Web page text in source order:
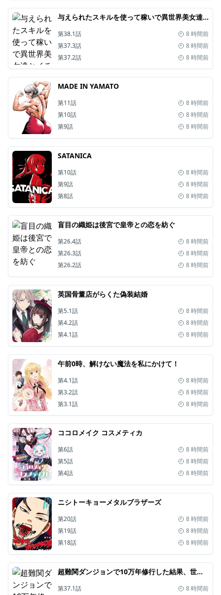
与えられたスキルを使って稼いで異世界美女達とイチャイチャしたい
第38.1話
8 時間前
第37.3話
8 時間前
第37.2話
8 時間前
MADE IN YAMATO
第11話
8 時間前
第10話
8 時間前
第9話
8 時間前
SATANICA
第10話
8 時間前
第9話
8 時間前
第8話
8 時間前
盲目の織姫は後宮で皇帝との恋を紡ぐ
第26.4話
8 時間前
第26.3話
8 時間前
第26.2話
8 時間前
英国骨董店がらくた偽装結婚
第5.1話
8 時間前
第4.2話
8 時間前
第4.1話
8 時間前
午前0時、解けない魔法を私にかけて！
第4.1話
8 時間前
第3.2話
8 時間前
第3.1話
8 時間前
ココロメイク コスメティカ
第6話
8 時間前
第5話
8 時間前
第4話
8 時間前
ニシトーキョーメタルブラザーズ
第20話
8 時間前
第19話
8 時間前
第18話
8 時間前
超難関ダンジョンで10万年修行した結果、世界最強に ～最弱無能の下剋上～
第37.1話
8 時間前